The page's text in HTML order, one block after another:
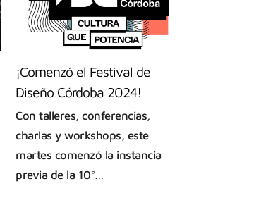
¡Comenzó el Festival de
Diseño Córdoba 2024!
Con talleres, conferencias,
charlas y workshops, este
martes comenzó la instancia
previa de la 10°…